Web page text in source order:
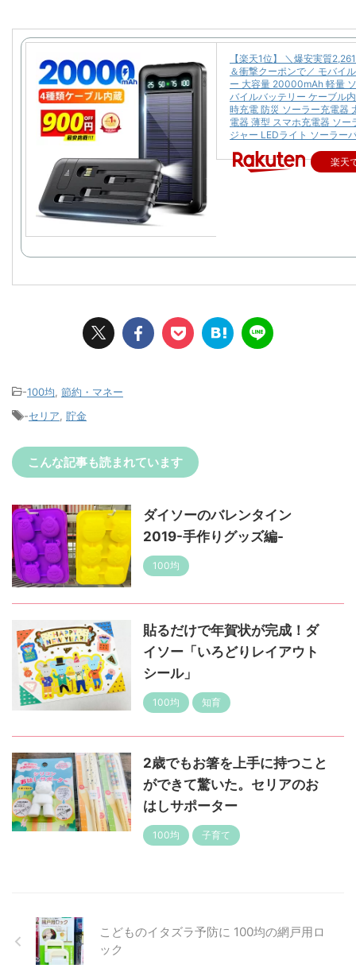
【楽天1位】 ＼爆安実質
＆衝撃クーポンで／ モバイ
ー 大容量 20000mAh 軽量
バイルバッテリー ケーブル
時充電 防災 ソーラー充電器
電器 薄型 スマホ充電器 ソー
ジャー LEDライト ソーラー
楽天
-100均 節約・マネー
-セリア 貯金
こんな記事も読まれています
ダイソーのバレンタイン
2019-手作りグッズ編-
100均
貼るだけで年賀状が完成！ダ
イソー「いろどりレイアウト
シール」
100均 知育
2歳でもお箸を上手に持つこと
ができて驚いた。セリアのお
はしサポーター
100均 子育て
こどものイタズラ予防に 100均の網戸用ロ
ック